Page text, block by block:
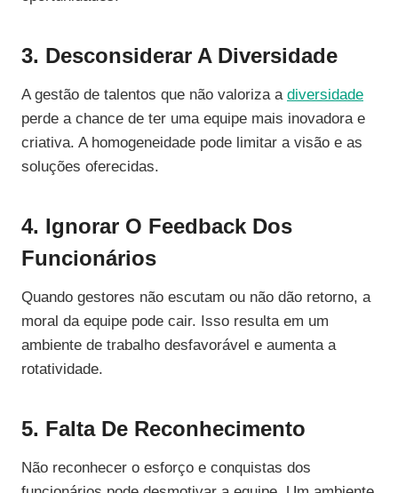
3. Desconsiderar A Diversidade
A gestão de talentos que não valoriza a diversidade
perde a chance de ter uma equipe mais inovadora e
criativa. A homogeneidade pode limitar a visão e as
soluções oferecidas.
4. Ignorar O Feedback Dos
Funcionários
Quando gestores não escutam ou não dão retorno, a
moral da equipe pode cair. Isso resulta em um
ambiente de trabalho desfavorável e aumenta a
rotatividade.
5. Falta De Reconhecimento
Não reconhecer o esforço e conquistas dos